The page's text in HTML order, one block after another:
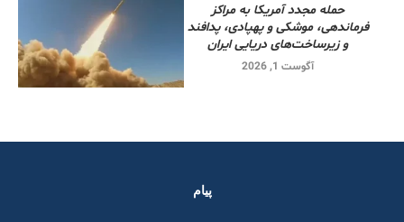
حمله مجدد آمریکا به مراکز
فرماندهی، موشکی و پهپادی، پدافند
و زیرساخت‌های دریایی ایران
آگوست 1, 2026
پیام